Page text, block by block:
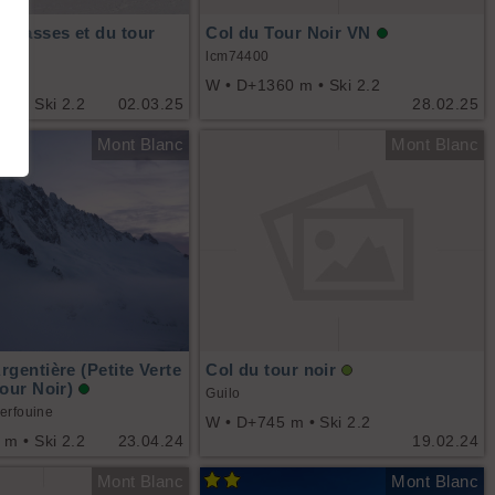
02.03.25
et du tour
m • Ski 2.2 28.02.25
Col du Tour Noir VN
lcm74400
W • D+1360 m • Ski 2.2
Mont Blanc
23.04.24
(Petite Verte
Noir)
m • Ski 2.2
Mont Blanc
19.02.24
Col du tour noir
Guilo
W • D+745 m • Ski 2.2
Mont Blanc Mont Blanc